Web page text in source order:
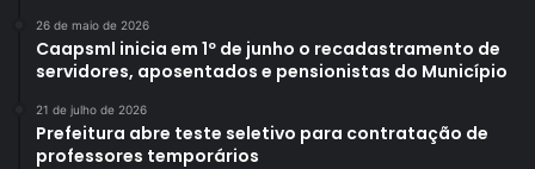
26 de maio de 2026
Caapsml inicia em 1º de junho o recadastramento de
servidores, aposentados e pensionistas do Município
21 de julho de 2026
Prefeitura abre teste seletivo para contratação de
professores temporários